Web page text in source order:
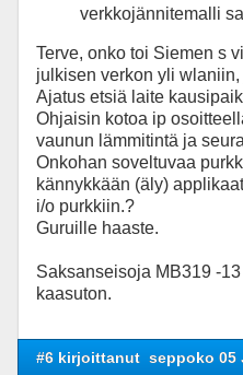
verkkojännitemalli
Terve, onko toi Siemen s
julkisen verkon yli
Ajatus etsiä laite
Ohjaisin kotoa ip
vaunun lämmitintä ja
Onkohan soveltuvaa
kännykkään (äly)
i/o purkkiin.?
Guruille haaste.
Saksanseisoja MB319 -
kaasuton.
#6 kirjoittanut seppoko 05